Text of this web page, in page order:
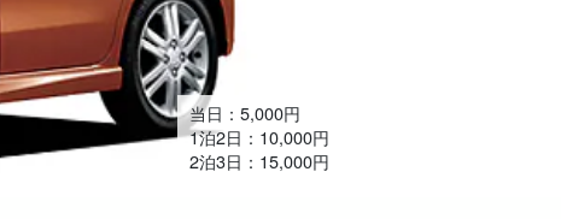
当日： 5,000円
1泊2日： 10,000円
2泊3日： 15,000円